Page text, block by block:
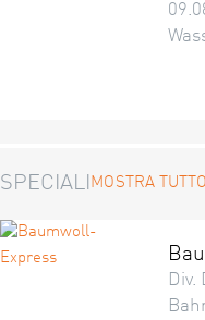
SPECIALIMOSTRA TUTTO
Div.